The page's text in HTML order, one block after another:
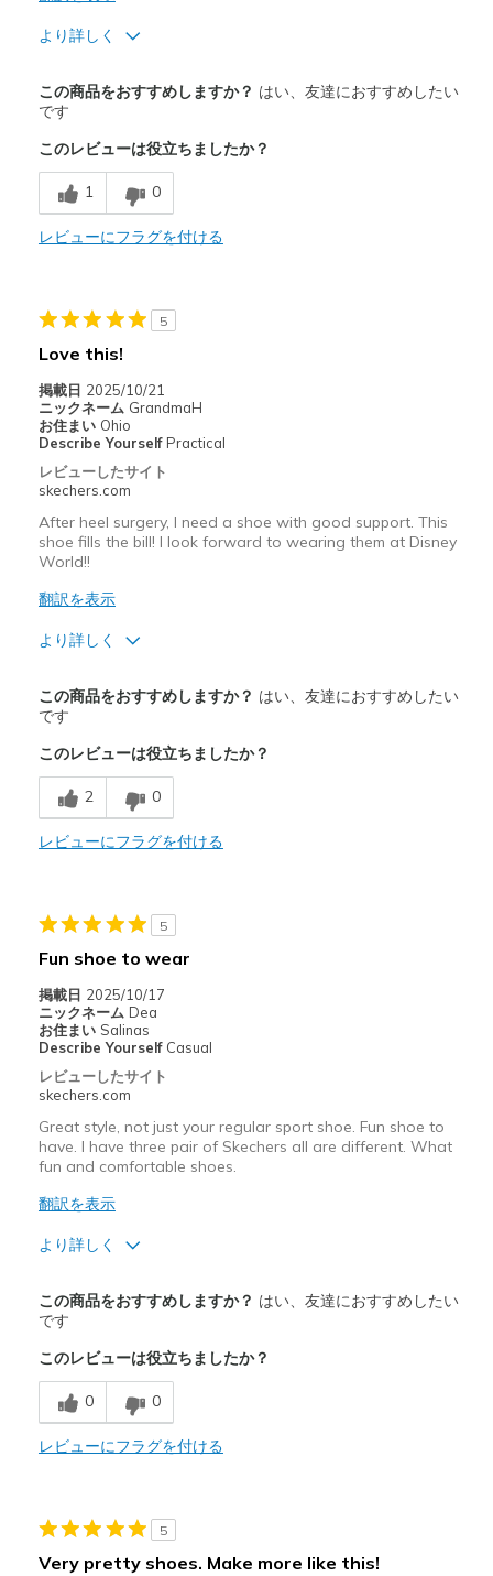
より詳しく
Attractive Design
Comfortable
Stylish
以下に最適
Width
Sizing
この商品をおすすめしますか？ はい、友達におすすめしたい
です
このレビューは役立ちましたか？
1 0
レビューにフラグを付ける
5
Love this!
掲載日 2025/10/21
ニックネーム GrandmaH
お住まい Ohio
Describe Yourself Practical
レビューしたサイト
skechers.com
After heel surgery, I need a shoe with good support. This
shoe fills the bill! I look forward to wearing them at Disney
World!!
翻訳を表示
より詳しく
Attractive Design
Breathe Well
Comfortable
Durable
商品が期待と異なったレビュー
Wear Out Quickly
以下に最適
Casual Wear
Travel
Width
Feels true to width
Sizing
Feels true to size
この商品をおすすめしますか？ はい、友達におすすめしたい
です
このレビューは役立ちましたか？
2 0
レビューにフラグを付ける
5
Fun shoe to wear
掲載日 2025/10/17
ニックネーム Dea
お住まい Salinas
Describe Yourself Casual
レビューしたサイト
skechers.com
Great style, not just your regular sport shoe. Fun shoe to
have. I have three pair of Skechers all are different. What
fun and comfortable shoes.
翻訳を表示
より詳しく
Attractive Design
Comfortable
Stylish
以下に最適
Width
Sizing
Feels true to size
この商品をおすすめしますか？ はい、友達におすすめしたい
です
このレビューは役立ちましたか？
0 0
レビューにフラグを付ける
5
Very pretty shoes. Make more like this!